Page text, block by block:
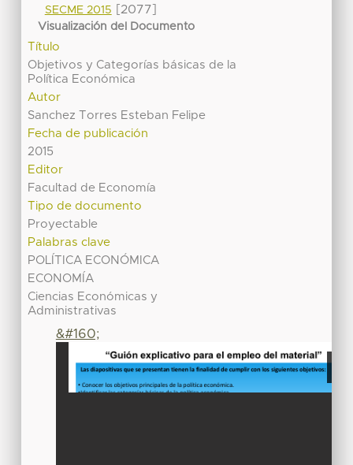
SECME 2015
[2077]
Visualización del Documento
Título
Objetivos y Categorías básicas de la
Política Económica
Autor
Sanchez Torres Esteban Felipe
Fecha de publicación
2015
Editor
Facultad de Economía
Tipo de documento
Proyectable
Palabras clave
POLÍTICA ECONÓMICA
ECONOMÍA
Ciencias Económicas y
Administrativas
&#160;